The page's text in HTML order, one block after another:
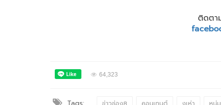
ติดตา
64,323